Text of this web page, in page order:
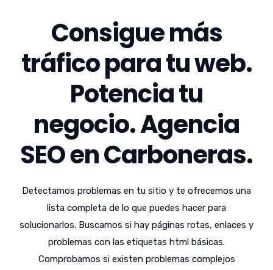
Consigue más
tráfico para tu web.
Potencia tu
negocio. Agencia
SEO en Carboneras.
Detectamos problemas en tu sitio y te ofrecemos una
lista completa de lo que puedes hacer para
solucionarlos. Buscamos si hay páginas rotas, enlaces y
problemas con las etiquetas html básicas.
Comprobamos si existen problemas complejos